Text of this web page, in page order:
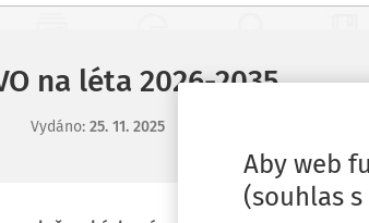
na léta 2026-2035
Vydáno: 25. 11. 2025
Aby web
(souhlas